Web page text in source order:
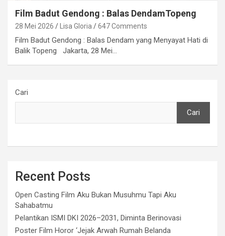
Film Badut Gendong : Balas DendamTopeng
28 Mei 2026 Lisa Gloria 647 Comments
Film Badut Gendong : Balas Dendam yang Menyayat Hati di
Balik Topeng Jakarta, 28 Mei…
Cari
Cari
Recent Posts
Open Casting Film Aku Bukan Musuhmu Tapi Aku
Sahabatmu
Pelantikan ISMI DKI 2026–2031, Diminta Berinovasi
Poster Film Horor ‘Jejak Arwah Rumah Belanda